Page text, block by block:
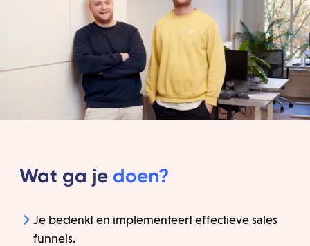
Wat ga je doen?
Je bedenkt en implementeert effectieve sales
funnels.